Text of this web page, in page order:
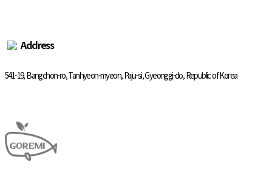
Address
541-19, Bangchon-ro, Tanhyeon-myeon, Paju-si, Gyeonggi-do, Republic of Korea